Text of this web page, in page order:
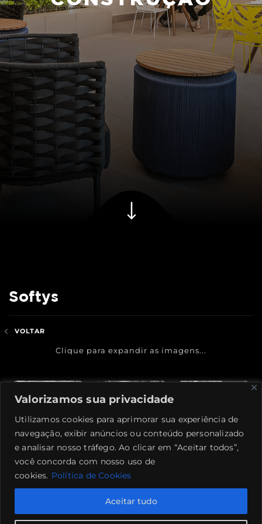
Valorizamos sua privacidade
Utilizamos cookies para aprimorar sua experiência de
navegação, exibir anúncios ou conteúdo personalizado
e analisar nosso tráfego. Ao clicar em “Aceitar todos”,
você concorda com nosso uso de
cookies. Política de Cookies
Aceitar tudo
Softys
VOLTAR
Clique para expandir as imagens...